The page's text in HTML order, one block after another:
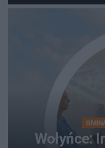
musiała
Wołyńce: